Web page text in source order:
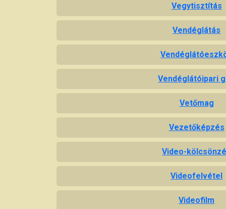
Vegytisztítás
Vendéglátás
Vendéglátóipari
Vetőmag
Vezetőképzés
Video-
Videofelvétel
Videofilm